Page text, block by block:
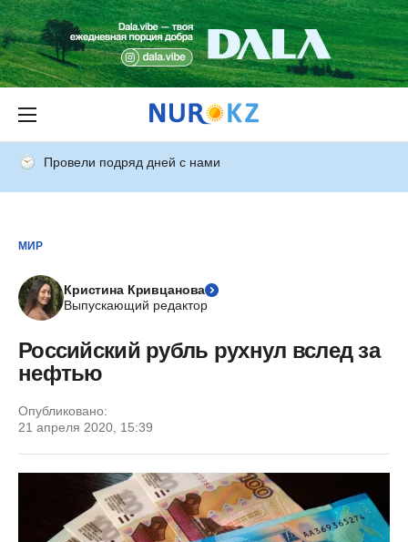
Провели подряд дней с нами
МИР
Кристина Кривцанова
Выпускающий редактор
Российский рубль рухнул вслед за
нефтью
Опубликовано:
21 апреля 2020, 15:39